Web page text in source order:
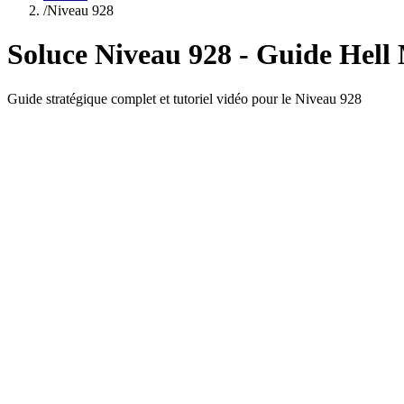
/Niveau 928
Soluce Niveau 928 - Guide Hell
Guide stratégique complet et tutoriel vidéo pour le Niveau 928